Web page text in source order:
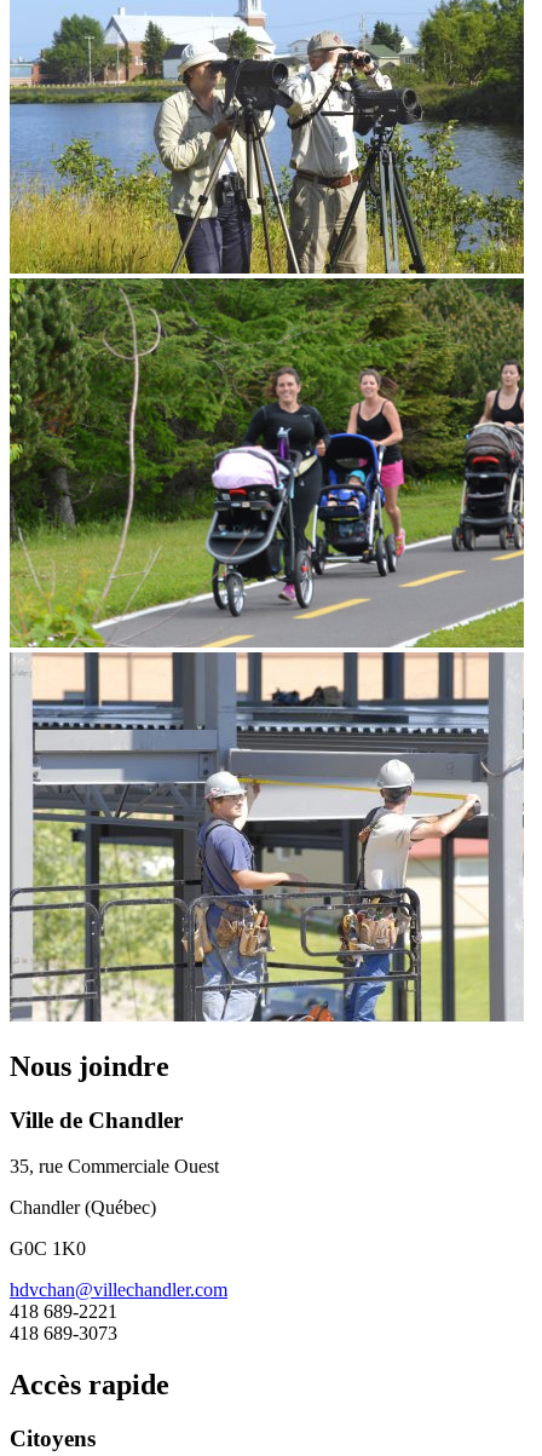
Nous joindre
Ville de Chandler
35, rue Commerciale Ouest
Chandler (Québec)
G0C 1K0
hdvchan@villechandler.com
418 689-2221
418 689-3073
Accès rapide
Citoyens